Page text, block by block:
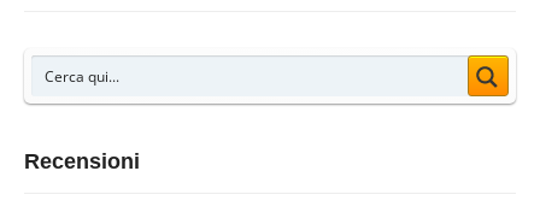
Recensioni